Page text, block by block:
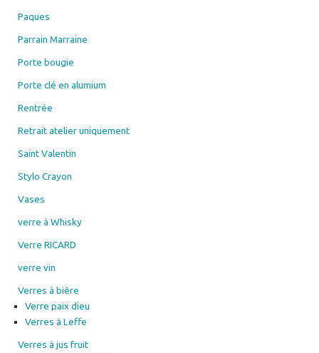
Paques
Parrain Marraine
Porte bougie
Porte clé en alumium
Rentrée
Retrait atelier uniquement
Saint Valentin
Stylo Crayon
Vases
verre à Whisky
Verre RICARD
verre vin
Verres à bière
Verre paix dieu
Verres à Leffe
Verres à jus fruit